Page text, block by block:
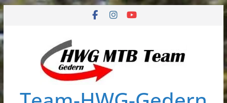
Zum
springen